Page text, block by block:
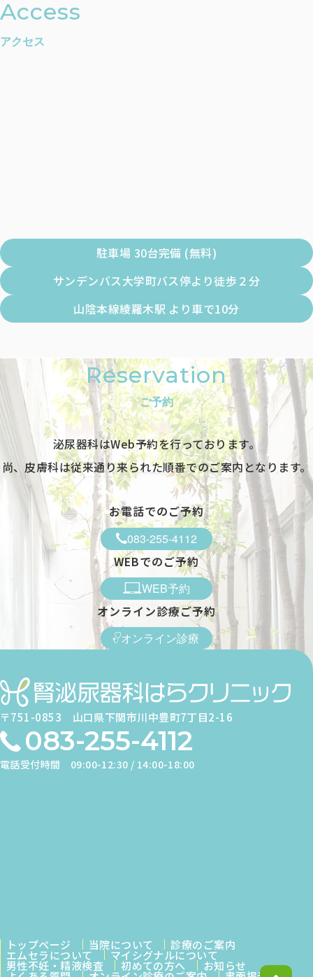
Access
アクセス
駐車場 30台完備 (無料)
サンデンバス大学町バス停より徒歩２分
山陰本線綾羅木駅 より車で10分
Reservation
ご予約
泌尿器科はWeb予約を行っております。
尚、皮膚科は従来通り来られた順番でのご案内となります。
お電話でのご予約
083-255-4112
WEBでのご予約
WEB予約
オンライン診療ご予約
オンライン診療
〒751-0853 山口県下関市川中豊町7丁目2-16
083-255-4112
電話受付時間 09:00-12:30 / 14:00-18:00
トップページ 当院について 診療のご案内
エムセラについて マイシグナルについて
男性不妊・精液検査 初めての方へ お知らせ